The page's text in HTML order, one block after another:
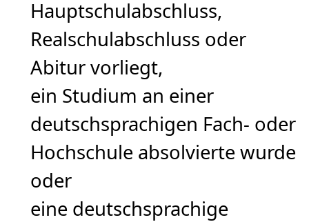
Hauptschulabschluss,
Realschulabschluss oder
Abitur vorliegt,
ein Studium an einer
deutschsprachigen Fach- oder
Hochschule absolvierte wurde
oder
eine deutschsprachige